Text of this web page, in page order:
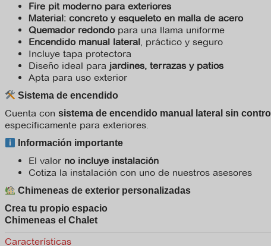
Fire pit moderno para exteriores
Material: concreto y esqueleto en malla de acero
Quemador redondo para una llama uniforme
Encendido manual lateral, práctico y seguro
Incluye tapa protectora
Diseño ideal para jardines, terrazas y patios
Apta para uso exterior
Sistema de encendido
Cuenta con sistema de encendido manual lateral sin control
específicamente para exteriores.
Información importante
El valor no incluye instalación
Cotiza la instalación con uno de nuestros asesores
Chimeneas de exterior personalizadas
Crea tu propio espacio
Chimeneas el Chalet
Características